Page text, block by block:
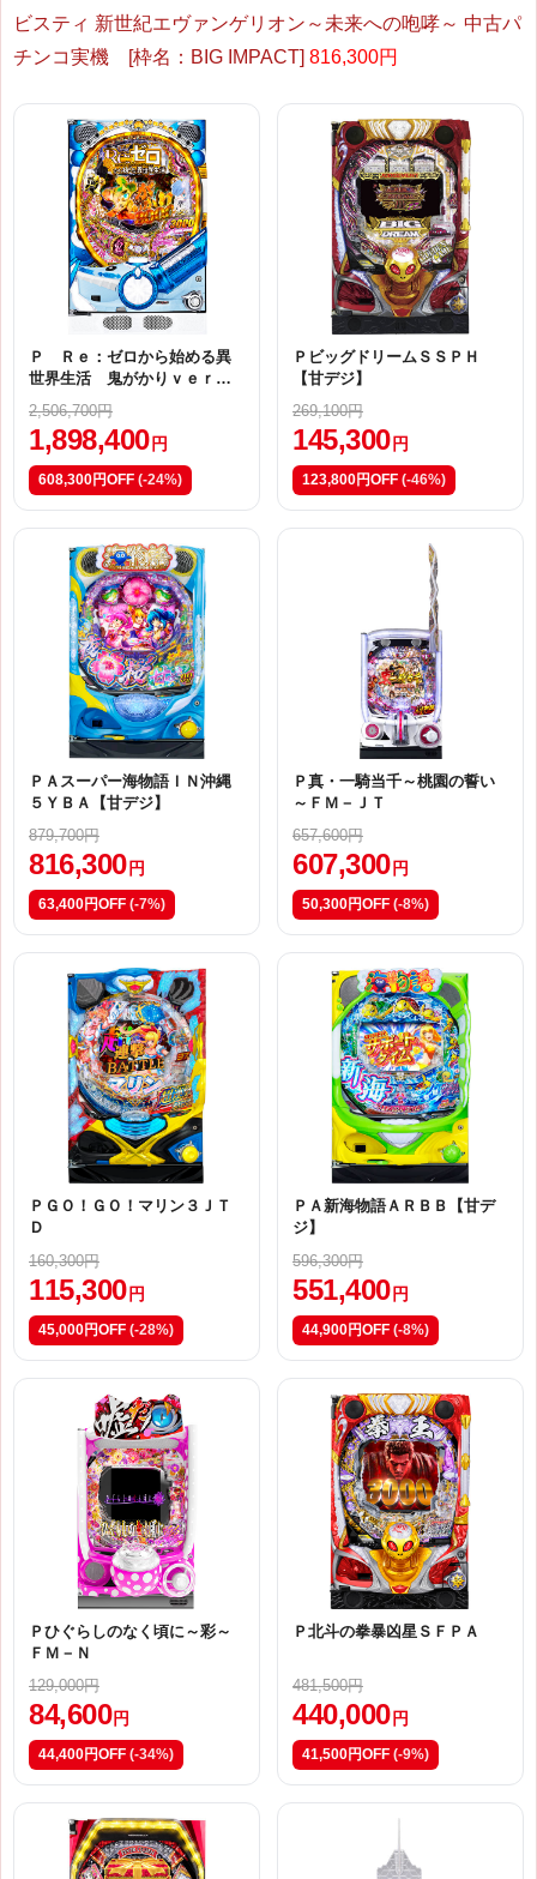
ビスティ 新世紀エヴァンゲリオン～未来への咆哮～ 中古パ
チンコ実機 [枠名：BIG IMPACT] 816,300円
Ｐ Ｒｅ：ゼロから始める異
世界生活 鬼がかりｖｅｒ．
2,506,700円
1,898,400 円
608,300円OFF (-24%)
ＰビッグドリームＳＳＰＨ
【甘デジ】
269,100円
145,300 円
123,800円OFF (-46%)
ＰＡスーパー海物語ＩＮ沖縄
５ＹＢＡ【甘デジ】
879,700円
816,300 円
63,400円OFF (-7%)
Ｐ真・一騎当千～桃園の誓い
～ＦＭ－ＪＴ
657,600円
607,300 円
50,300円OFF (-8%)
ＰＧＯ！ＧＯ！マリン３ＪＴ
Ｄ
160,300円
115,300 円
45,000円OFF (-28%)
ＰＡ新海物語ＡＲＢＢ【甘デ
ジ】
596,300円
551,400 円
44,900円OFF (-8%)
Ｐひぐらしのなく頃に～彩～
ＦＭ－Ｎ
129,000円
84,600 円
44,400円OFF (-34%)
Ｐ北斗の拳暴凶星ＳＦＰＡ
481,500円
440,000 円
41,500円OFF (-9%)